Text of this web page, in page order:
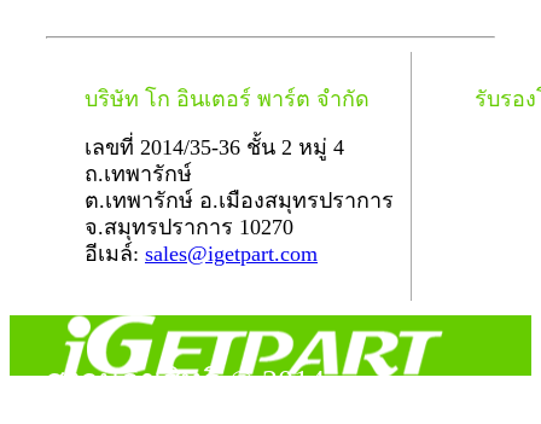
บริษัท โก อินเตอร์ พาร์ต จำกัด
เลขที่ 2014/35-36 ชั้น 2 หมู่ 4
ถ.เทพารักษ์
ต.เทพารักษ์ อ.เมืองสมุทรปราการ
จ.สมุทรปราการ 10270
อีเมล์: sales@igetpart.com
รับรอ
สงวนลิขสิทธิ์ © 2014